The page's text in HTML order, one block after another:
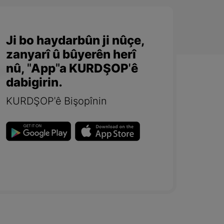
Ji bo haydarbûn ji nûçe,
zanyarî û bûyerên herî
nû, "App"a KURDŞOP'ê
dabigirin.
KURDŞOP'ê Bişopînin